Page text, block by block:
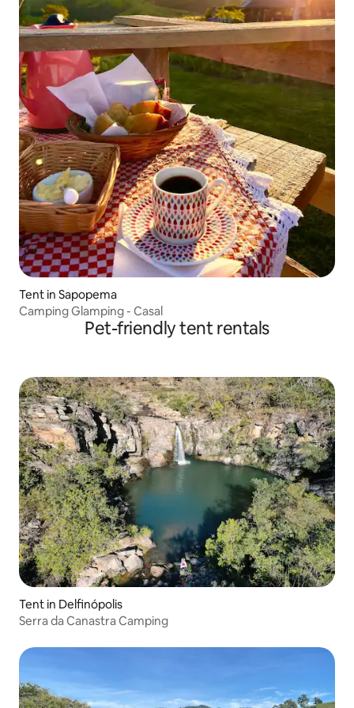
Tent in Sapopema
Camping Glamping - Casal
Pet-friendly tent rentals
Tent in Delfinópolis
Serra da Canastra Camping